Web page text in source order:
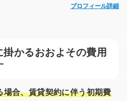
プロフィール詳細
かるおおよその費用
場合、賃貸契約に伴う初期費